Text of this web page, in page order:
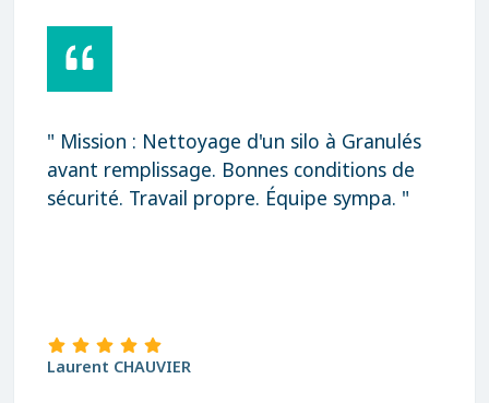
" Mission : Nettoyage d'un silo à Granulés
avant remplissage. Bonnes conditions de
sécurité. Travail propre. Équipe sympa. "
Laurent CHAUVIER